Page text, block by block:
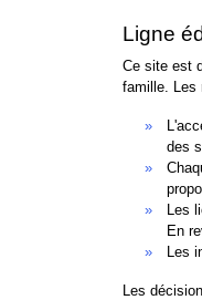
Ligne
Ce site est
famille. Les
des
Les
En
Les
Les